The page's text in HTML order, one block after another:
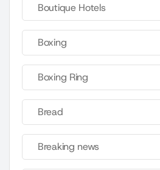
Boutique Hotels
Boxing
Boxing Ring
Bread
Breaking news